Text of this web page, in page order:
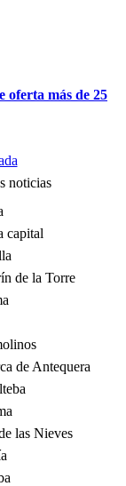
oferta más de 25
noticias
capital
de la Torre
de Antequera
las Nieves